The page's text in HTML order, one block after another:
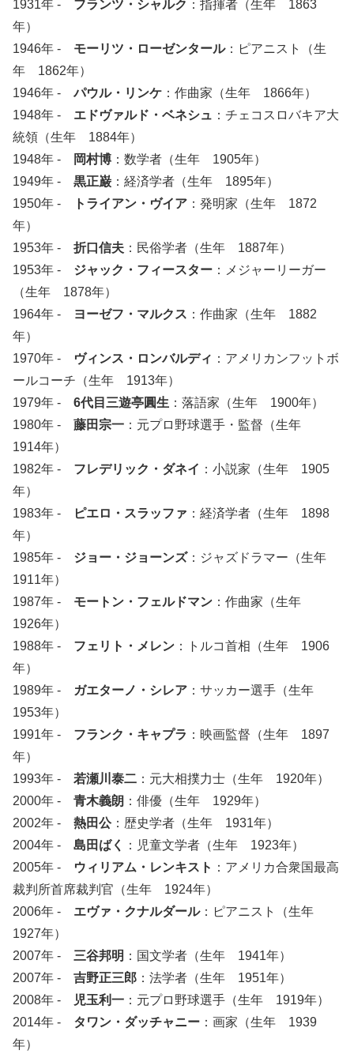
1931年 - フランツ・シャルク ：指揮者（生年 1863
年）
1946年 - モーリツ・ローゼンタール：ピアニスト（生
年 1862年）
1946年 -パウル・リンケ ：作曲家（生年 1866年）
1948年 - エドヴァルド・ベネシュ ：チェコスロバキア大
統領（生年 1884年）
1948年 -
岡村博 ：数学者（生年 1905年）
1949年 - 黒正巌 ：経済学者（生年 1895年）
1950年 -
トライアン・ヴイア ：発明家（生年 1872
年）
1953年 - 折口信夫 ：民俗学者（生年 1887年）
1953年 - ジャック・フィースター ：メジャーリーガー
（生年 1878年）
1964年 -
ヨーゼフ・マルクス ：作曲家（生年 1882
年）
1970年 -
ヴィンス・ロンバルディ ：アメリカンフットボ
ールコーチ（生年 1913年）
1979年 - 6代目三遊亭圓生 ：落語家（生年 1900年）
1980年 - 藤田宗一 ：元プロ野球選手・監督（生年
1914年）
1982年 - フレデリック・ダネイ ：小説家（生年 1905
年）
1983年 -
ピエロ・スラッファ ：経済学者（生年 1898
年）
1985年 - ジョー・ジョーンズ：ジャズドラマー（生年
1911年）
1987年 - モートン・フェルドマン ：作曲家（生年
1926年）
1988年 - フェリト・メレン ：トルコ首相（生年 1906
年）
1989年 -
ガエターノ・シレア ：サッカー選手（生年
1953年）
1991年 - フランク・キャプラ ：映画監督（生年 1897
年）
1993年 - 若瀬川泰二 ：元大相撲力士（生年 1920年）
2000年 - 青木義朗 ：俳優（生年 1929年）
2002年 - 熱田公：歴史学者（生年 1931年）
2004年 - 島田ばく
：児童文学者（生年 1923年）
2005年 -
ウィリアム・レンキスト ：アメリカ合衆国最高
裁判所首席裁判官（生年 1924年）
2006年 - エヴァ・クナルダール：ピアニスト（生年
1927年）
2007年 - 三谷邦明 ：国文学者（生年 1941年）
2007年 - 吉野正三郎 ：法学者（生年 1951年）
2008年 -
児玉利一 ：元プロ野球選手（生年 1919年）
2014年 - タワン・ダッチャニー ：画家（生年 1939
年）